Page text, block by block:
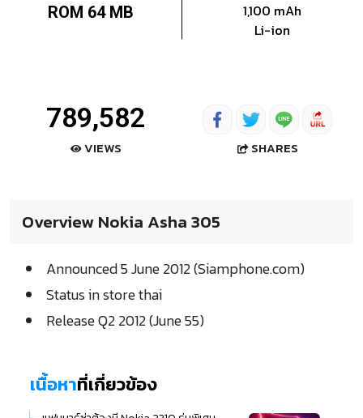
ROM 64 MB
1,100 mAh
Li-ion
789,582
VIEWS SHARES
Overview Nokia Asha 305
Announced 5 June 2012 (Siamphone.com)
Status in store thai
Release Q2 2012 (June 55)
เนื้อหาที่เกี่ยวข้อง